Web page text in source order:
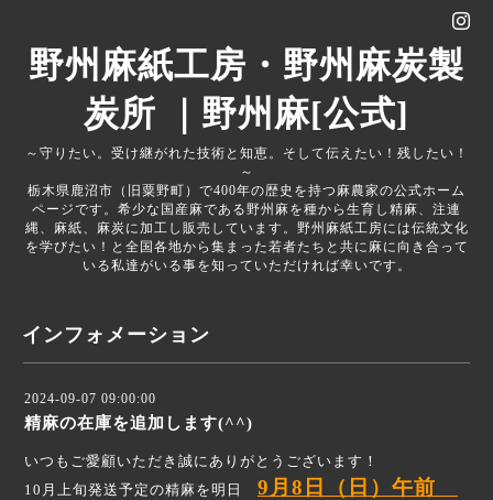
野州麻紙工房・野州麻炭製
炭所 ｜野州麻[公式]
～守りたい。受け継がれた技術と知恵。そして伝えたい！残したい！
～
栃木県鹿沼市（旧粟野町）で400年の歴史を持つ麻農家の公式ホーム
ページです。希少な国産麻である野州麻を種から生育し精麻、注連
縄、麻紙、麻炭に加工し販売しています。野州麻紙工房には伝統文化
を学びたい！と全国各地から集まった若者たちと共に麻に向き合って
いる私達がいる事を知っていただければ幸いです。
インフォメーション
2024-09-07 09:00:00
精麻の在庫を追加します(^^)
いつもご愛顧いただき誠にありがとうございます！
10月上旬発送予定の精麻を明日 9月8日（日）午前